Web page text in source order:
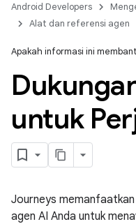
Android Developers
Alat dan referensi agen
Apakah informasi ini
untuk
Journeys
agen AI Anda untuk